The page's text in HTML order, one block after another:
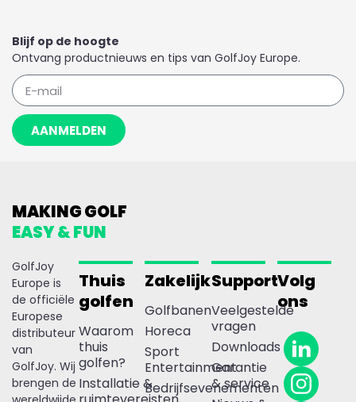
Blijf op de hoogte
Ontvang productnieuws en tips van GolfJoy Europe.
AANMELDEN
MAKING GOLF
EASY & FUN
GolfJoy
Europe is
de officiële
Europese
distributeur
van
GolfJoy. Wij
brengen de
Thuis
golfen
Waarom
thuis
golfen?
Installatie &
Zakelijk
Golfbanen
Horeca
Sport
Entertainment
Bedrijfsevenementen
Support
Veelgestelde
vragen
Downloads
Garantie
& service
Volg
ons